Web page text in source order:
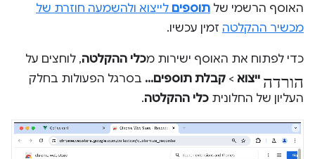
האוסף הרשמי של תוספים לייצוא ולהשמעה חוזרת של
מכשיר ההקלטה זמין עכשיו.
כדי לפתוח את האוסף ישירות מכלי ההקלטה, לוחצים על
הורדה ייצוא > קבלת תוספים... בסרגל הפעולות בחלק
העליון של החלונית כלי ההקלטה.